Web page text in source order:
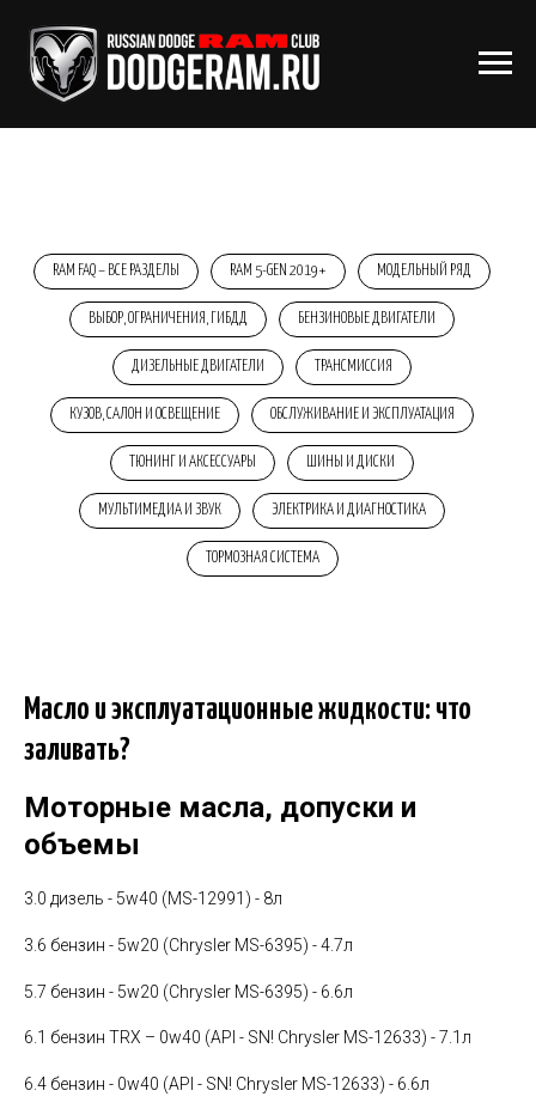
RAM FAQ – ВСЕ РАЗДЕЛЫ RAM 5-GEN 2019+ МОДЕЛЬНЫЙ РЯД
ВЫБОР, ОГРАНИЧЕНИЯ, ГИБДД БЕНЗИНОВЫЕ ДВИГАТЕЛИ
ДИЗЕЛЬНЫЕ ДВИГАТЕЛИ ТРАНСМИССИЯ
КУЗОВ, САЛОН И ОСВЕЩЕНИЕ ОБСЛУЖИВАНИЕ И ЭКСПЛУАТАЦИЯ
ТЮНИНГ И АКСЕССУАРЫ ШИНЫ И ДИСКИ
МУЛЬТИМЕДИА И ЗВУК ЭЛЕКТРИКА И ДИАГНОСТИКА
ТОРМОЗНАЯ СИСТЕМА
Масло и эксплуатационные жидкости: что
заливать?
Моторные масла, допуски и
объемы
3.0 дизель - 5w40 (MS-12991) - 8л
3.6 бензин - 5w20 (Chrysler MS-6395) - 4.7л
5.7 бензин - 5w20 (Chrysler MS-6395) - 6.6л
6.1 бензин TRX – 0w40 (API - SN! Chrysler MS-12633) - 7.1л
6.4 бензин - 0w40 (API - SN! Chrysler MS-12633) - 6.6л